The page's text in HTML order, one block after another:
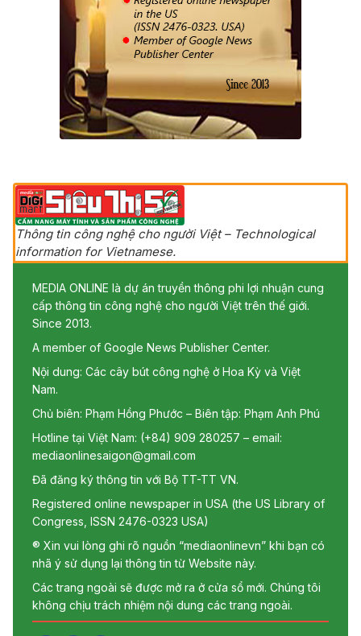
Thông tin công nghệ cho người Việt – Technological
information for Vietnamese.
MEDIA ONLINE là dự án truyền thông phi lợi nhuận cung
cấp thông tin công nghệ cho người Việt trên thế giới.
Since 2013.
A member of Google News Publisher Center.
Nội dung: Các cây bút công nghệ ở Hoa Kỳ và Việt
Nam.
Chủ biên: Phạm Hồng Phước – Biên tập: Phạm Anh Phú
Hotline tại Việt Nam: (+84) 909 280257 – email:
mediaonlinesaigon@gmail.com
Đã đăng ký thông tin với Bộ TT-TT VN.
Registered online newspaper in USA (the US Library of
Congress, ISSN 2476-0323 USA)
® Xin vui lòng ghi rõ nguồn “mediaonlinevn” khi bạn có
nhã ý sử dụng lại thông tin từ Website này.
Các trang ngoài sẽ được mở ra ở cửa sổ mới. Chúng tôi
không chịu trách nhiệm nội dung các trang ngoài.